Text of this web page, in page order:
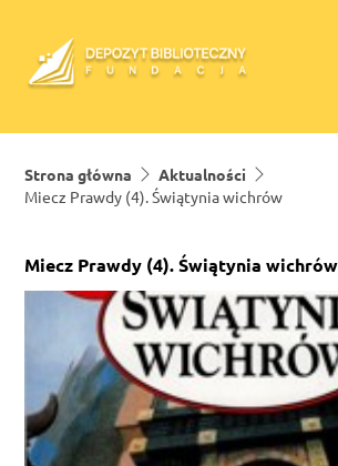
Strona główna
Aktualności
Miecz Prawdy (4). Świątynia wichrów
Miecz Prawdy (4). Świątynia wichrów